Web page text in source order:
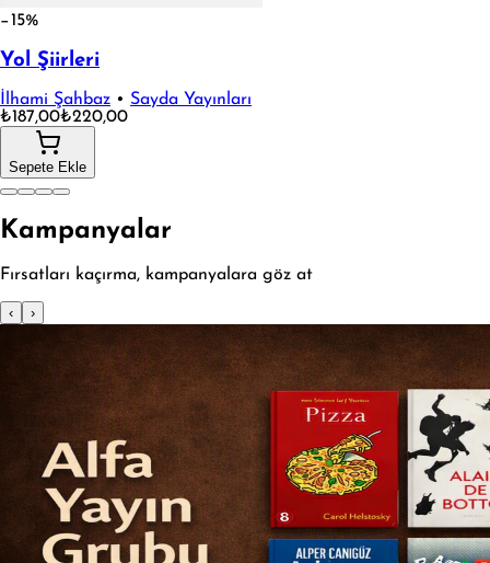
−15%
Yol Şiirleri
İlhami Şahbaz • Sayda Yayınları
₺187,00₺220,00
Sepete Ekle
Kampanyalar
Fırsatları kaçırma, kampanyalara göz at
‹ ›